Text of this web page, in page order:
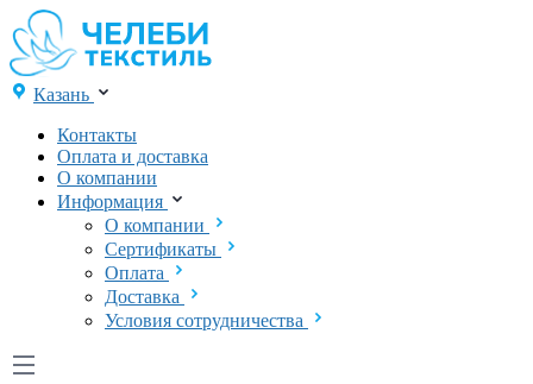
Казань
Контакты
Оплата и доставка
О компании
Информация
О компании
Сертификаты
Оплата
Доставка
Условия сотрудничества